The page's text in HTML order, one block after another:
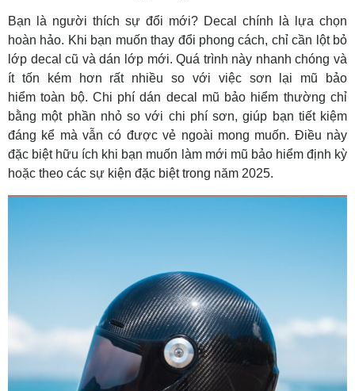
Bạn là người thích sự đổi mới? Decal chính là lựa chọn
hoàn hảo. Khi bạn muốn thay đổi phong cách, chỉ cần lột bỏ
lớp decal cũ và dán lớp mới. Quá trình này nhanh chóng và
ít tốn kém hơn rất nhiều so với việc sơn lại mũ bảo
hiểm toàn bộ. Chi phí dán decal mũ bảo hiểm thường chỉ
bằng một phần nhỏ so với chi phí sơn, giúp bạn tiết kiệm
đáng kể mà vẫn có được vẻ ngoài mong muốn. Điều này
đặc biệt hữu ích khi bạn muốn làm mới mũ bảo hiểmđịnh kỳ
hoặc theo các sự kiện đặc biệt trong năm 2025.